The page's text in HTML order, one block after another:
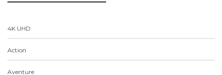
4K UHD
Action
Aventure